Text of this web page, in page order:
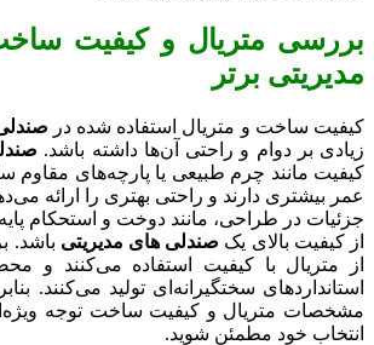
بررسی متریال و کیفیت
مدیریتی برتر
کیفیت ساخت و متریال استفاده شده در
زیادی بر دوام و راحتی آن‌ها داشته باشد.
کیفیت مانند چرم طبیعی یا پارچه‌های مقاوم
عمر بیشتری دارند و راحتی بهتری را ارائه
جزئیات در طراحی، مانند دوخت و استحکام
از کیفیت بالای یک صندلی های مدیریتی باشد.
از متریال با کیفیت استفاده می‌کنند و
استانداردهای سختگیرانه‌ای تولید می‌کنند.
مشخصات متریال و کیفیت ساخت توجه ویژه‌ای
انتخاب خود مطمئن شوید.